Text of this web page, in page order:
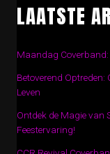
LAATSTE
Maandag Coverband:
Betoverend
Leven
Ontdek de Magie van
Feestervaring!